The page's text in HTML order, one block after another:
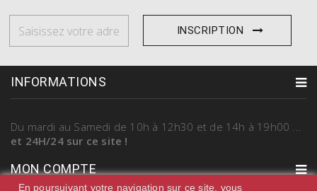
INSCRIPTION
INFORMATIONS
Du mardi au Samedi de 10h à 12h30 et de 14h à 19h00 ...
et 24H/24 sur ce site !
MON COMPTE
En poursuivant votre navigation sur ce site, vous